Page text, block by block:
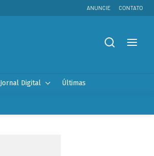
ANUNCIE CONTATO
Jornal Digital Últimas